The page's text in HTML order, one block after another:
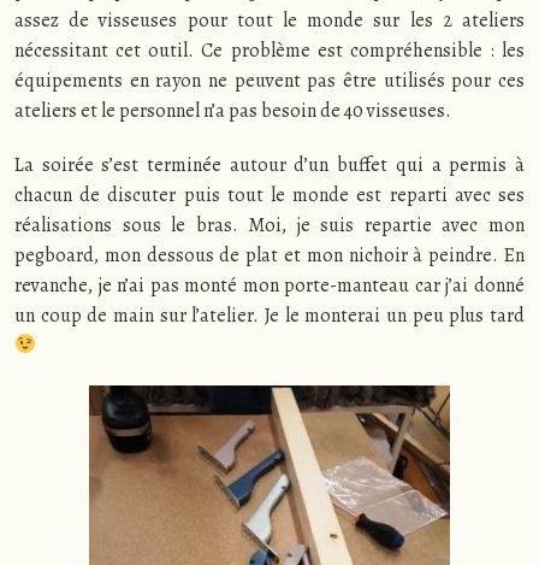
assez de visseuses pour tout le monde sur les 2 ateliers
nécessitant cet outil. Ce problème est compréhensible : les
équipements en rayon ne peuvent pas être utilisés pour ces
ateliers et le personnel n’a pas besoin de 40 visseuses.
La soirée s’est terminée autour d’un buffet qui a permis à
chacun de discuter puis tout le monde est reparti avec ses
réalisations sous le bras. Moi, je suis repartie avec mon
pegboard, mon dessous de plat et mon nichoir à peindre. En
revanche, je n’ai pas monté mon porte-manteau car j’ai donné
un coup de main sur l’atelier. Je le monterai un peu plus tard